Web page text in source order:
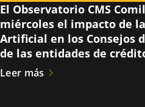
El Observatorio CMS
miércoles el impacto de
Artificial en los Consejos
de las entidades de
Leer más